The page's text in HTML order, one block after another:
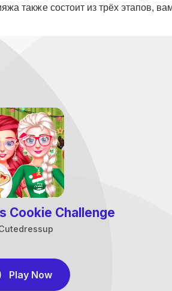
также состоит из трёх этапов,